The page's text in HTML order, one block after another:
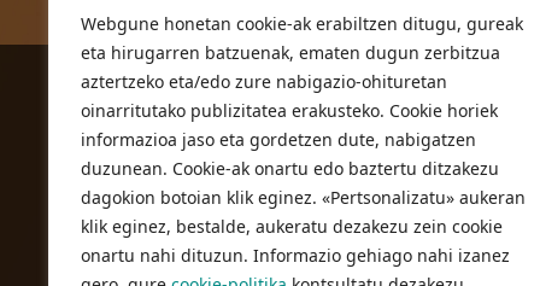
Webgune honetan cookie-ak erabiltzen ditugu, gureak
eta hirugarren batzuenak, ematen dugun zerbitzua
aztertzeko eta/edo zure nabigazio-ohituretan
oinarritutako publizitatea erakusteko. Cookie horiek
informazioa jaso eta gordetzen dute, nabigatzen
duzunean. Cookie-ak onartu edo baztertu ditzakezu
dagokion botoian klik eginez. «Pertsonalizatu» aukeran
klik eginez, bestalde, aukeratu dezakezu zein cookie
onartu nahi dituzun. Informazio gehiago nahi izanez
ORIOKO UDALA
Herriko plaza,1
20810 Orio (Gipuzkoa)
T. 943 83 03 46
bulegoak@orio.eus